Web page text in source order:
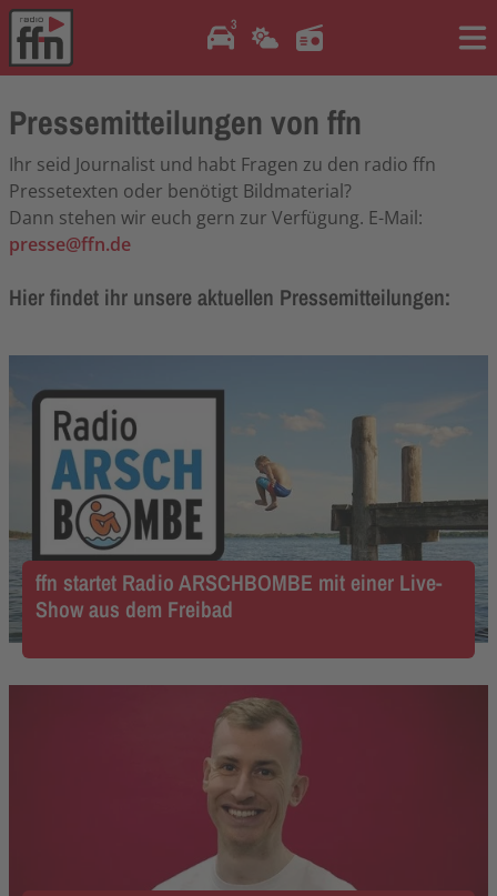
3
Pressemitteilungen von ffn
Ihr seid Journalist und habt Fragen zu den radio ffn
Pressetexten oder benötigt Bildmaterial?
Dann stehen wir euch gern zur Verfügung. E-Mail:
presse@ffn.de
Hier findet ihr unsere aktuellen Pressemitteilungen:
ffn startet Radio ARSCHBOMBE mit einer Live-
Show aus dem Freibad